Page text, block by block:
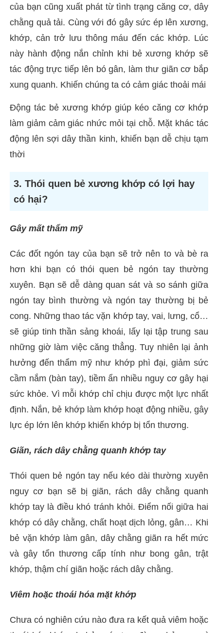
của bạn cũng xuất phát từ tình trạng căng cơ, dây
chằng quả tải. Cùng với đó gây sức ép lên xương,
khớp, cản trở lưu thông máu đến các khớp. Lúc
này hành động nắn chỉnh khi bẻ xương khớp sẽ
tác động trực tiếp lên bó gân, làm thư giãn cơ bắp
xung quanh. Khiến chúng ta có cảm giác thoải mái
Động tác bẻ xương khớp giúp kéo căng cơ khớp
làm giảm cảm giác nhức mỏi tại chỗ. Mặt khác tác
động lên sợi dây thần kinh, khiến bạn dễ chịu tạm
thời
3. Thói quen bẻ xương khớp có lợi hay
có hại?
Gây mất thẩm mỹ
Các đốt ngón tay của bạn sẽ trở nên to và bè ra
hơn khi bạn có thói quen bẻ ngón tay thường
xuyên. Bạn sẽ dễ dàng quan sát và so sánh giữa
ngón tay bình thường và ngón tay thường bị bẻ
cong. Những thao tác vặn khớp tay, vai, lưng, cổ…
sẽ giúp tinh thần sảng khoái, lấy lại tập trung sau
những giờ làm việc căng thẳng. Tuy nhiên lại ảnh
hưởng đến thẩm mỹ như khớp phì đại, giảm sức
cầm nắm (bàn tay), tiềm ẩn nhiều nguy cơ gây hại
sức khỏe. Vì mỗi khớp chỉ chịu được một lực nhất
định. Nắn, bẻ khớp làm khớp hoạt động nhiều, gây
lực ép lớn lên khớp khiến khớp bị tổn thương.
Giãn, rách dây chằng quanh khớp tay
Thói quen bẻ ngón tay nếu kéo dài thường xuyên
nguy cơ bạn sẽ bị giãn, rách dây chằng quanh
khớp tay là điều khó tránh khỏi. Điểm nối giữa hai
khớp có dây chằng, chất hoạt dịch lỏng, gân… Khi
bẻ vặn khớp làm gân, dây chằng giãn ra hết mức
và gây tổn thương cấp tính như bong gân, trật
khớp, thậm chí giãn hoặc rách dây chằng.
Viêm hoặc thoái hóa mặt khớp
Chưa có nghiên cứu nào đưa ra kết quả viêm hoặc